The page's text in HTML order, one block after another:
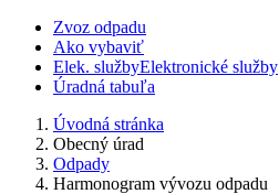
Zvoz odpadu
Ako vybaviť
Elek. službyElektronické služby
Úradná tabuľa
Úvodná stránka
Obecný úrad
Odpady
Harmonogram vývozu odpadu